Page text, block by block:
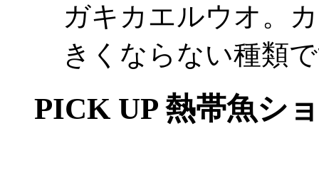
ガキカエルウオ。
きくならない種類
PICK UP 熱帯魚シ